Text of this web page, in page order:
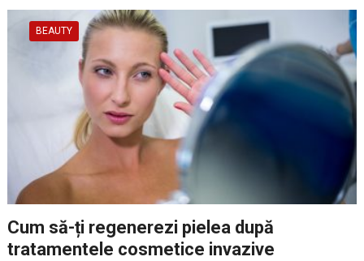
BEAUTY
Cum să-ți regenerezi pielea după
tratamentele cosmetice invazive